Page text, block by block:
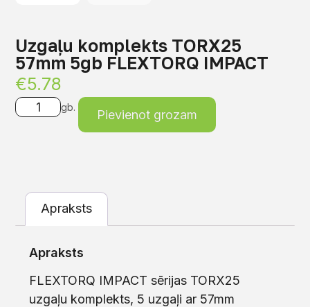
Uzgaļu komplekts TORX25
57mm 5gb FLEXTORQ IMPACT
€5.78
gb.
Pievienot grozam
Apraksts
Apraksts
FLEXTORQ IMPACT sērijas TORX25
uzgaļu komplekts, 5 uzgaļi ar 57mm